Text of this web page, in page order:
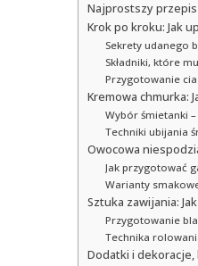
Najprostszy
Krok po kroku: Jak
Sekrety udanego
Składniki, które
Przygotowanie
Kremowa chmurka:
Wybór śmietanki
Techniki ubijania
Owocowa
Jak przygotować
Warianty
Sztuka zawijania:
Przygotowanie
Technika
Dodatki i